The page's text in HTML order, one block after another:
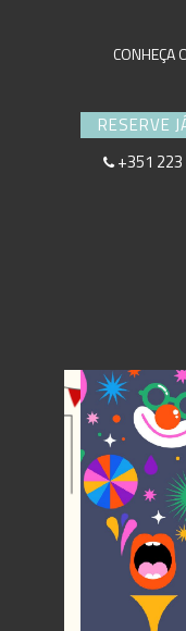
CONHEÇA
RESERVE
+351